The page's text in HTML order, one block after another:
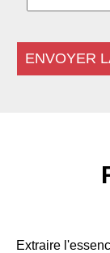
ENVOYER
Extraire